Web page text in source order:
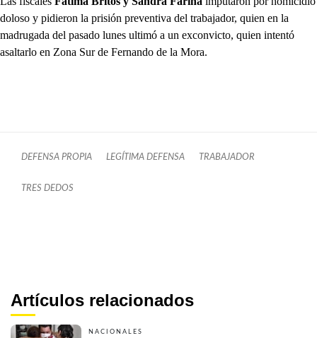
doloso y pidieron la prisión preventiva del trabajador, quien en la
madrugada del pasado lunes ultimó a un exconvicto, quien intentó
asaltarlo en Zona Sur de Fernando de la Mora.
DEFENSA PROPIA LEGÍTIMA DEFENSA TRABAJADOR
TRES DEDOS
Artículos relacionados
NACIONALES